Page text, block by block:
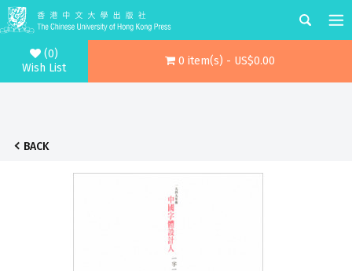
(0)
Wish List
0 item(s) - US$0.00
BACK